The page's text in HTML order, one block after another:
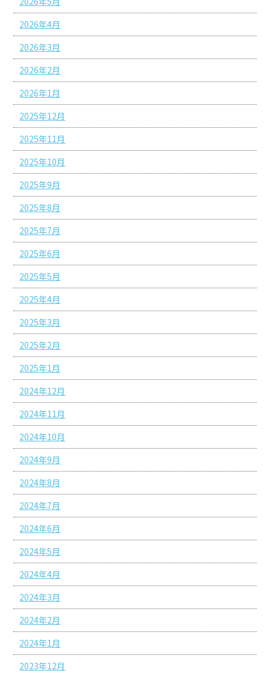
2026年4月
2026年3月
2026年2月
2026年1月
2025年12月
2025年11月
2025年10月
2025年9月
2025年8月
2025年7月
2025年6月
2025年5月
2025年4月
2025年3月
2025年2月
2025年1月
2024年12月
2024年11月
2024年10月
2024年9月
2024年8月
2024年7月
2024年6月
2024年5月
2024年4月
2024年3月
2024年2月
2024年1月
2023年12月